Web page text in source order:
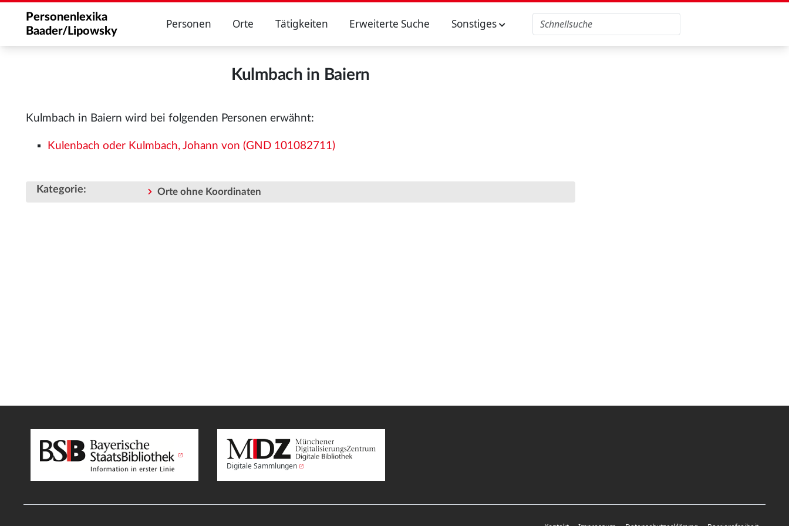
Personenlexika
Baader/Lipowsky
Personen Orte Tätigkeiten Erweiterte Suche Sonstiges
Kulmbach in Baiern
Kulmbach in Baiern wird bei folgenden Personen erwähnt:
Kulenbach oder Kulmbach, Johann von (GND 101082711)
Kategorie: Orte ohne Koordinaten
Digitale Sammlungen